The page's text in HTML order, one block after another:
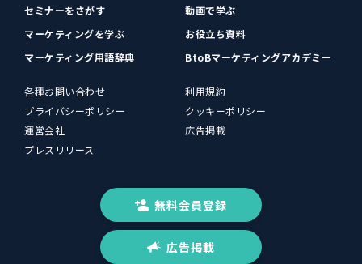
セミナーをさがす
動画で学ぶ
マーケティングを学ぶ
お役立ち資料
マーケティング用語辞典
BtoBマーケティングアカデミー
各種お問い合わせ
利用規約
プライバシーポリシー
クッキーポリシー
運営会社
広告掲載
プレスリリース
無料会員登録
広告掲載